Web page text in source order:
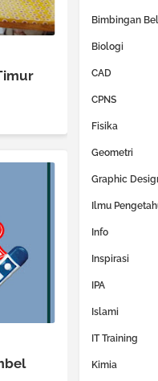
Bimbingan
Biologi
CAD
CPNS
Fisika
Geometri
Graphic
Ilmu
Info
Inspirasi
IPA
Islami
IT Training
Kimia